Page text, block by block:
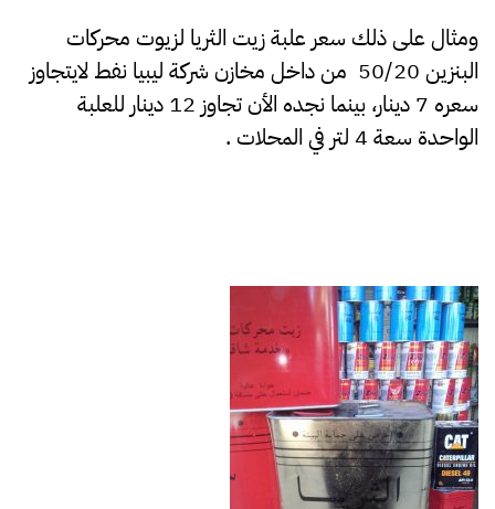
ومثال على ذلك سعر علبة زيت الثريا لزيوت محركات
البنزين 50/20 من داخل مخازن شركة ليبيا نفط لايتجاوز
سعره 7 دينار، بينما نجده الأن تجاوز 12 دينار للعلبة
الواحدة سعة 4 لتر في المحلات .